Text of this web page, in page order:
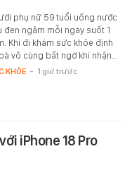
phụ nữ 59 tuổi uống nước
đen ngâm mỗi ngày suốt 1
Khi đi khám sức khỏe định
vô cùng bất ngờ khi nhận…
KHỎE - 1 giờ trước
iPhone 18 Pro